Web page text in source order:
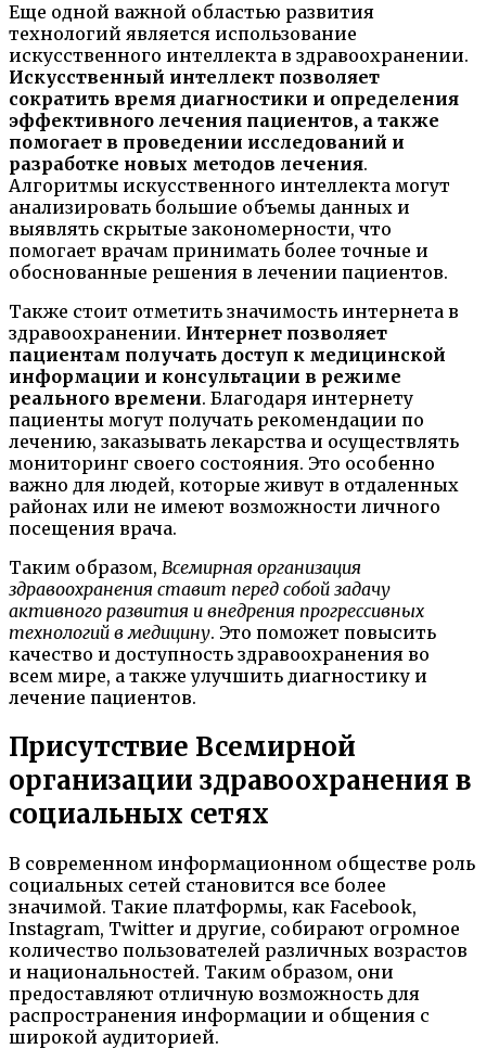
Еще одной важной областью развития
технологий является использование
искусственного интеллекта в здравоохранении.
Искусственный интеллект позволяет
сократить время диагностики и определения
эффективного лечения пациентов, а также
помогает в проведении исследований и
разработке новых методов лечения.
Алгоритмы искусственного интеллекта могут
анализировать большие объемы данных и
выявлять скрытые закономерности, что
помогает врачам принимать более точные и
обоснованные решения в лечении пациентов.
Также стоит отметить значимость интернета в
здравоохранении. Интернет позволяет
пациентам получать доступ к медицинской
информации и консультации в режиме
реального времени. Благодаря интернету
пациенты могут получать рекомендации по
лечению, заказывать лекарства и осуществлять
мониторинг своего состояния. Это особенно
важно для людей, которые живут в отдаленных
районах или не имеют возможности личного
посещения врача.
Таким образом, Всемирная организация
здравоохранения ставит перед собой задачу
активного развития и внедрения прогрессивных
технологий в медицину. Это поможет повысить
качество и доступность здравоохранения во
всем мире, а также улучшить диагностику и
лечение пациентов.
Присутствие Всемирной
организации здравоохранения в
социальных сетях
В современном информационном обществе роль
социальных сетей становится все более
значимой. Такие платформы, как Facebook,
Instagram, Twitter и другие, собирают огромное
количество пользователей различных возрастов
и национальностей. Таким образом, они
предоставляют отличную возможность для
распространения информации и общения с
широкой аудиторией.